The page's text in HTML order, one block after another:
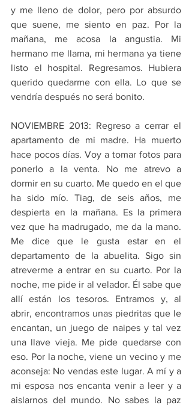
y me lleno de dolor, pero por absurdo
que suene, me siento en paz. Por la
mañana, me acosa la angustia. Mi
hermano me llama, mi hermana ya tiene
listo el hospital. Regresamos. Hubiera
querido quedarme con ella. Lo que se
vendría después no será bonito.
NOVIEMBRE 2013: Regreso a cerrar el
apartamento de mi madre. Ha muerto
hace pocos días. Voy a tomar fotos para
ponerlo a la venta. No me atrevo a
dormir en su cuarto. Me quedo en el que
ha sido mío. Tiag, de seis años, me
despierta en la mañana. Es la primera
vez que ha madrugado, me da la mano.
Me dice que le gusta estar en el
departamento de la abuelita. Sigo sin
atreverme a entrar en su cuarto. Por la
noche, me pide ir al velador. Él sabe que
allí están los tesoros. Entramos y, al
abrir, encontramos unas piedritas que le
encantan, un juego de naipes y tal vez
una llave vieja. Me pide quedarse con
eso. Por la noche, viene un vecino y me
aconseja: No vendas este lugar. A mí y a
mi esposa nos encanta venir a leer y a
aislarnos del mundo. No sabes la paz